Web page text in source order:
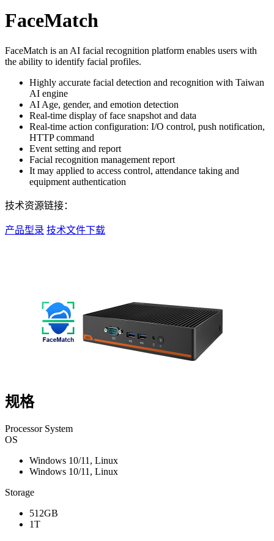
FaceMatch
FaceMatch is an AI facial recognition platform enables users with
the ability to identify facial profiles.
Highly accurate facial detection and recognition with Taiwan
AI engine
AI Age, gender, and emotion detection
Real-time display of face snapshot and data
Real-time action configuration: I/O control, push notification,
HTTP command
Event setting and report
Facial recognition management report
It may applied to access control, attendance taking and
equipment authentication
技术资源链接：
产品型录 技术文件下载
规格
Processor System
OS
Windows 10/11, Linux
Windows 10/11, Linux
Storage
512GB
1T